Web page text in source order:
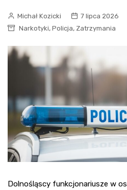
Michał Kozicki
7 lipca 2026
Narkotyki, Policja, Zatrzymania
Dolnośląscy funkcjonariusze w